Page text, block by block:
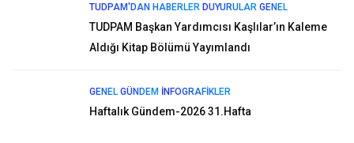
TUDPAM'DAN HABERLER DUYURULAR GENEL
TUDPAM Başkan Yardımcısı Kaşlılar’ın Kaleme
Aldığı Kitap Bölümü Yayımlandı
GENEL GÜNDEM İNFOGRAFIKLER
Haftalık Gündem-2026 31.Hafta